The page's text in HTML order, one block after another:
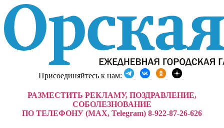
Присоединяйтесь к нам:
РАЗМЕСТИТЬ РЕКЛАМУ, ПОЗДРАВЛЕНИЕ,
СОБОЛЕЗНОВАНИЕ
ПО ТЕЛЕФОНУ (MAX, Telegram) 8-922-87-26-626